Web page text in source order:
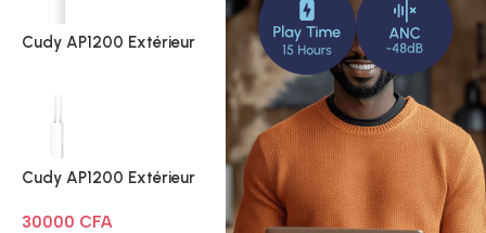
Cudy AP1200 Extérieur
Cudy AP1200 Extérieur
30000 CFA